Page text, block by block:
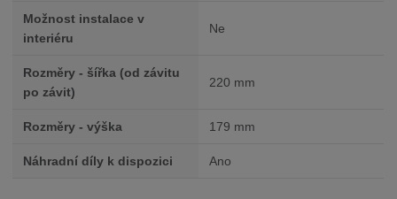
Možnost instalace v
interiéru
Ne
Rozměry - šířka (od závitu
po závit)
220 mm
Rozměry - výška 179 mm
Náhradní díly k dispozici Ano